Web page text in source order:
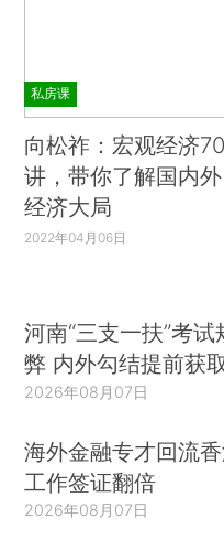
私房课
向松祚：宏观经济70
讲，带你了解国内外
经济大局
2022年04月06日
河南“三支一扶”考
弊 内外勾结提前获
2026年08月07日
海外金融专才回流
工作签证翻倍
2026年08月07日